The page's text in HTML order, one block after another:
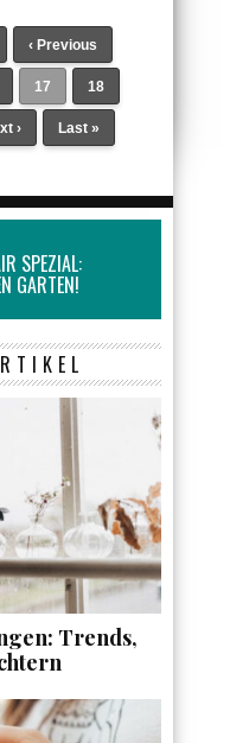
‹ Previous
17 18
› Last »
SPEZIAL:
GARTEN!
Trends,